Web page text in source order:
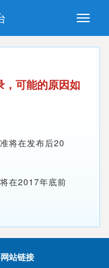
Toggle
推荐性国家标准
standards in foreign
language version)
，可能的原因如
将在发布后20
在2017年底前
站链接